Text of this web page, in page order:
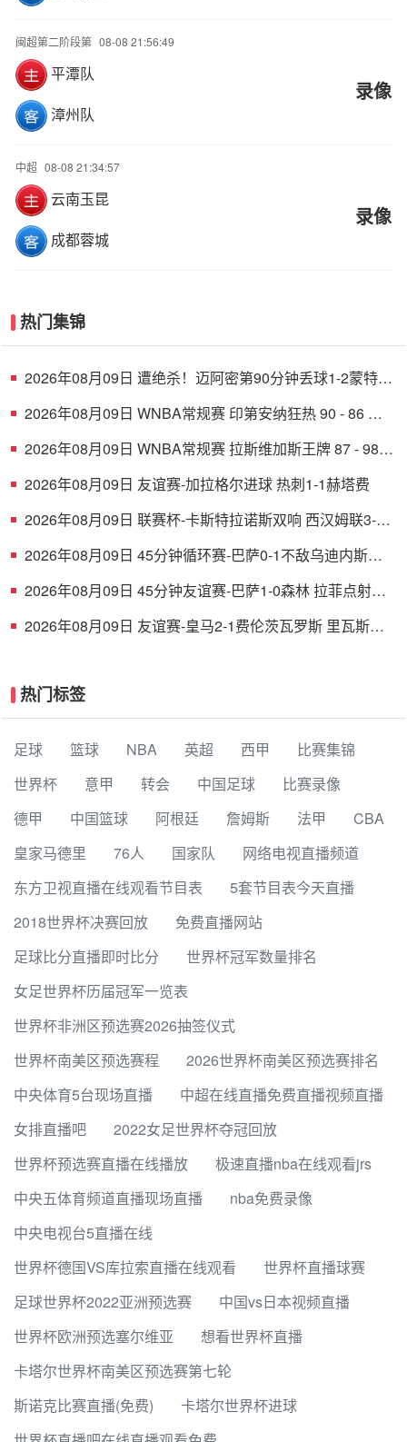
闽超第二阶段第 08-08 21:56:49
平潭队
漳州队
录像
中超 08-08 21:34:57
云南玉昆
成都蓉城
录像
热门集锦
2026年08月09日 遭绝杀！迈阿密第90分钟丢球1-2蒙特雷
2026年08月09日 WNBA常规赛 印第安纳狂热 90 - 86 芝
2026年08月09日 WNBA常规赛 拉斯维加斯王牌 87 - 98
2026年08月09日 友谊赛-加拉格尔进球 热刺1-1赫塔费
2026年08月09日 联赛杯-卡斯特拉诺斯双响 西汉姆联3-1
2026年08月09日 45分钟循环赛-巴萨0-1不敌乌迪内斯无
2026年08月09日 45分钟友谊赛-巴萨1-0森林 拉菲点射费
2026年08月09日 友谊赛-皇马2-1费伦茨瓦罗斯 里瓦斯建
热门标签
足球 篮球 NBA 英超 西甲
比赛集锦
世界杯
意甲 转会 中国足球
比赛录像
德甲
中国篮球 阿根廷 詹姆斯 法甲
CBA
皇家马德里
76人 国家队
网络电视直播频道
东方卫视直播在线观看节目表
5套节目表今天直播
2018世界杯决赛回放
免费直播网站
足球比分直播即时比分
世界杯冠军数量排名
女足世界杯历届冠军一览表
世界杯非洲区预选赛2026抽签仪式
世界杯南美区预选赛程
2026世界杯南美区预选赛排名
中央体育5台现场直播
中超在线直播免费直播视频直播
女排直播吧
2022女足世界杯夺冠回放
世界杯预选赛直播在线播放
极速直播nba在线观看jrs
中央五体育频道直播现场直播
nba免费录像
中央电视台5直播在线
世界杯德国VS库拉索直播在线观看
世界杯直播球赛
足球世界杯2022亚洲预选赛
中国vs日本视频直播
世界杯欧洲预选塞尔维亚
想看世界杯直播
卡塔尔世界杯南美区预选赛第七轮
斯诺克比赛直播(免费)
卡塔尔世界杯进球